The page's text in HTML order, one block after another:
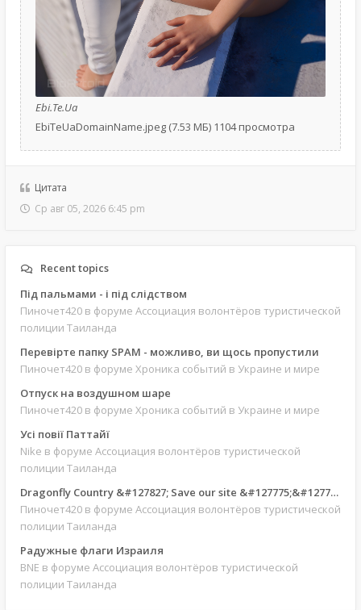
Ebi.Te.Ua
EbiTeUaDomainName.jpeg (7.53 МБ) 1104 просмотра
Цитата
Ср авг 05, 2026 6:45 pm
Recent topics
Під пальмами - і під слідством
Пиночет420 в форуме Ассоциация волонтёров туристической
полиции Таиланда
Перевірте папку SPAM - можливо, ви щось пропустили
Пиночет420 в форуме Хроника событий в Украине и мире
Отпуск на воздушном шаре
Пиночет420 в форуме Хроника событий в Украине и мире
Усі повії Паттайї
Nike в форуме Ассоциация волонтёров туристической
полиции Таиланда
Dragonfly Country &#127827; Save our site &#127775;&#127769;
Пиночет420 в форуме Ассоциация волонтёров туристической
полиции Таиланда
Радужные флаги Израиля
BNE в форуме Ассоциация волонтёров туристической
полиции Таиланда